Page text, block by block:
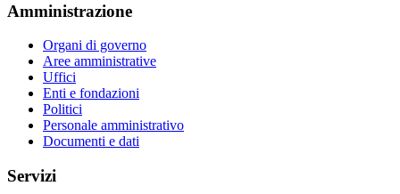
Amministrazione
Organi di governo
Aree amministrative
Uffici
Enti e fondazioni
Politici
Personale amministrativo
Documenti e dati
Servizi